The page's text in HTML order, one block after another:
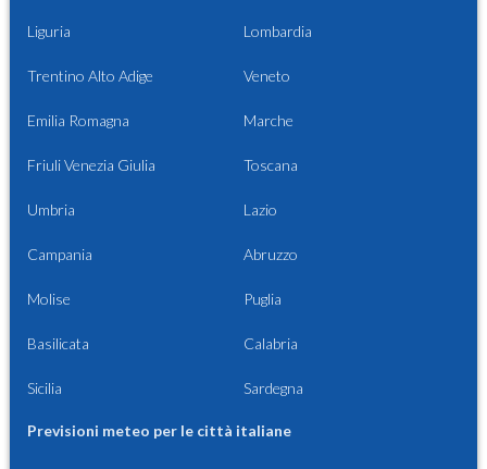
Liguria Lombardia
Trentino Alto Adige Veneto
Emilia Romagna Marche
Friuli Venezia Giulia Toscana
Umbria Lazio
Campania Abruzzo
Molise Puglia
Basilicata Calabria
Sicilia Sardegna
Previsioni meteo per le città italiane